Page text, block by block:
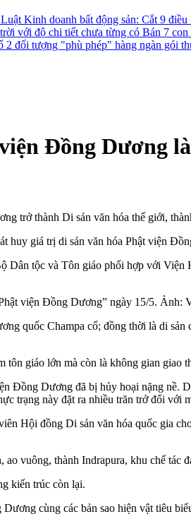
Kinh doanh bất động sản: Cắt 9
với độ chi tiết chưa từng có Bán 7 con
2 đối tượng "phù phép" hàng ngàn gói
Đồng Dương
trở thành Di sản văn hóa thế giới,
huy giá trị di sản văn hóa Phật viện
tộc và Tôn giáo phối hợp với Viện
viện Đồng Dương” ngày 15/5. Ảnh:
quốc Champa cổ; đồng thời là di
giáo lớn mà còn là không gian giao
Đồng Dương đã bị hủy hoại nặng nề.
trạng này đặt ra nhiều trăn trở đối với
Hội đồng Di sản văn hóa quốc gia
vuông, thành Indrapura, khu chế tác
kiến trúc còn lại.
cùng các bản sao hiện vật tiêu